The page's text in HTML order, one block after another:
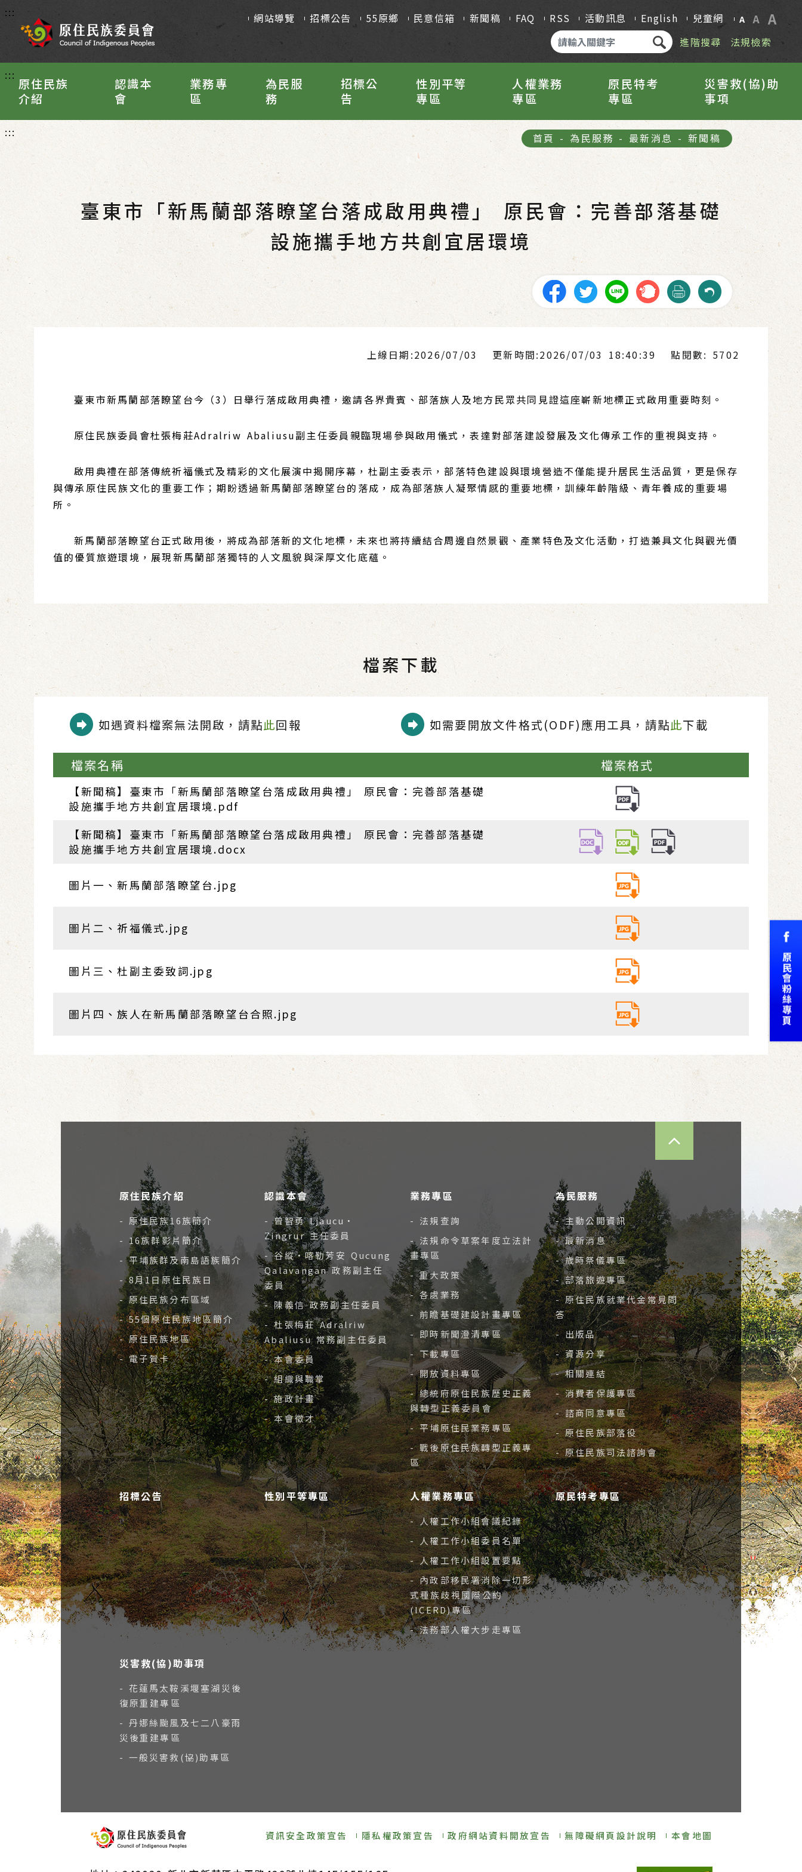
::: 網站導覽 招標公告 55原鄉 民意信箱 新聞稿 FAQ RSS 活動訊息 English 兒童網 A A A
進階搜尋 法規檢索
:::
原住民族
介紹
認識本
會
業務專
區
為民服
務
招標公
告
性別平等
專區
人權業務
專區
原民特考
專區
災害救(協)助
事項
::: 首頁 - 為民服務 - 最新消息 - 新聞稿
臺東市「新馬蘭部落瞭望台落成啟用典禮」 原民會：完善部落基礎
設施攜手地方共創宜居環境
上線日期:2026/07/03 更新時間:2026/07/03 18:40:39 點閱數: 5702
臺東市新馬蘭部落瞭望台今（3）日舉行落成啟用典禮，邀請各界貴賓、部落族人及地方民眾共同見證這座嶄新地標正式啟用重要時刻。
原住民族委員會杜張梅莊Adralriw Abaliusu副主任委員親臨現場參與啟用儀式，表達對部落建設發展及文化傳承工作的重視與支持。
啟用典禮在部落傳統祈福儀式及精彩的文化展演中揭開序幕，杜副主委表示，部落特色建設與環境營造不僅能提升居民生活品質，更是保存
與傳承原住民族文化的重要工作；期盼透過新馬蘭部落瞭望台的落成，成為部落族人凝聚情感的重要地標，訓練年齡階級、青年養成的重要場
所。
新馬蘭部落瞭望台正式啟用後，將成為部落新的文化地標，未來也將持續結合周邊自然景觀、產業特色及文化活動，打造兼具文化與觀光價
值的優質旅遊環境，展現新馬蘭部落獨特的人文風貌與深厚文化底蘊。
檔案下載
如遇資料檔案無法開啟，請點此回報 如需要開放文件格式(ODF)應用工具，請點此下載
檔案名稱 檔案格式
【新聞稿】臺東市「新馬蘭部落瞭望台落成啟用典禮」 原民會：完善部落基礎
設施攜手地方共創宜居環境.pdf
【新聞稿】臺東市「新馬蘭部落瞭望台落成啟用典禮」 原民會：完善部落基礎
設施攜手地方共創宜居環境.docx
圖片一、新馬蘭部落瞭望台.jpg
圖片二、祈福儀式.jpg
圖片三、杜副主委致詞.jpg
圖片四、族人在新馬蘭部落瞭望台合照.jpg
原住民族介紹
- 原住民族16族簡介
- 16族群影片簡介
- 平埔族群及南島語族簡介
- 8月1日原住民族日
- 原住民族分布區域
- 55個原住民族地區簡介
- 原住民族地區
- 電子賀卡
認識本會
- 曾智勇 Ljaucu‧
Zingrur 主任委員
- 谷縱‧喀勒芳安 Qucung
Qalavangan 政務副主任
委員
- 陳義信 政務副主任委員
- 杜張梅莊 Adralriw
Abaliusu 常務副主任委員
- 本會委員
- 組織與職掌
- 施政計畫
- 本會徵才
業務專區
- 法規查詢
- 法規命令草案年度立法計
畫專區
- 重大政策
- 各處業務
- 前瞻基礎建設計畫專區
- 即時新聞澄清專區
- 下載專區
- 開放資料專區
- 總統府原住民族歷史正義
與轉型正義委員會
- 平埔原住民業務專區
- 戰後原住民族轉型正義專
區
為民服務
- 主動公開資訊
- 最新消息
- 歲時祭儀專區
- 部落旅遊專區
- 原住民族就業代金常見問
答
- 出版品
- 資源分享
- 相關連結
- 消費者保護專區
- 諮商同意專區
- 原住民族部落役
- 原住民族司法諮詢會
招標公告 性別平等專區 人權業務專區
- 人權工作小組會議紀錄
- 人權工作小組委員名單
- 人權工作小組設置要點
- 內政部移民署消除一切形
式種族歧視國際公約
(ICERD)專區
- 法務部人權大步走專區
原民特考專區
災害救(協)助事項
- 花蓮馬太鞍溪堰塞湖災後
復原重建專區
- 丹娜絲颱風及七二八豪雨
災後重建專區
- 一般災害救(協)助專區
資訊安全政策宣告 隱私權政策宣告 政府網站資料開放宣告 無障礙網頁設計說明 本會地圖